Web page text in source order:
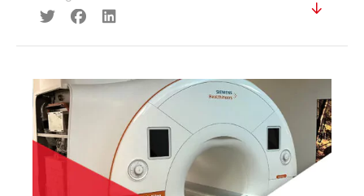
À propos
Réferences
Actualités